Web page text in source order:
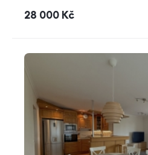
cena
28 000 Kč